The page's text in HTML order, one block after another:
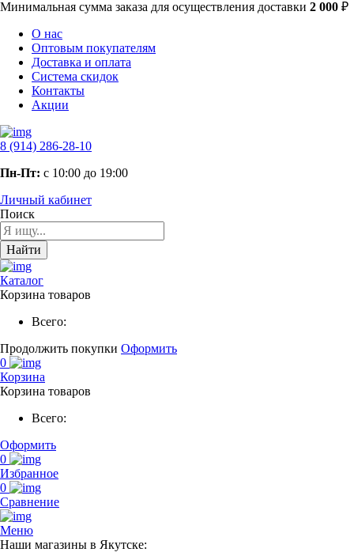
Минимальная сумма заказа для осуществления доставки 2 000 ₽
О нас
Оптовым покупателям
Доставка и оплата
Система скидок
Контакты
Акции
8 (914) 286-28-10
Пн-Пт: с 10:00 до 19:00
Личный кабинет
Поиск
Найти
Каталог
Корзина товаров
Всего:
Продолжить покупки Оформить
0
Корзина
Корзина товаров
Всего:
Оформить
0
Избранное
0
Сравнение
Меню
Наши магазины в Якутске: